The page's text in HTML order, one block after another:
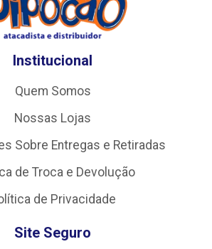
Institucional
Quem Somos
Nossas Lojas
Sobre Entregas e Retiradas
de Troca e Devolução
de Privacidade
Site Seguro